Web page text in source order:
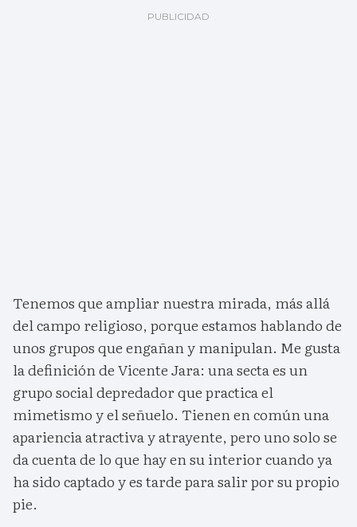
Tenemos que ampliar nuestra mirada, más allá
del campo religioso, porque estamos hablando de
unos grupos que engañan y manipulan. Me gusta
la definición de Vicente Jara: una secta es un
grupo social depredador que practica el
mimetismo y el señuelo. Tienen en común una
apariencia atractiva y atrayente, pero uno solo se
da cuenta de lo que hay en su interior cuando ya
ha sido captado y es tarde para salir por su propio
pie.